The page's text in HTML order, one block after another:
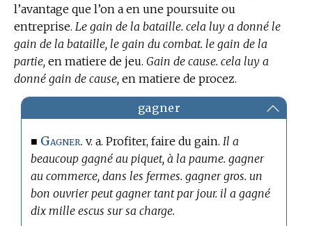
l’avantage que l’on a en une poursuite ou
entreprise. Le gain de la bataille. cela luy a donné le
gain de la bataille, le gain du combat. le gain de la
partie, en matiere de jeu. Gain de cause. cela luy a
donné gain de cause, en matiere de procez.
gagner
■ Gagner. v. a. Profiter, faire du gain.Il a
beaucoup gagné au piquet, à la paume. gagner
au commerce, dans les fermes. gagner gros. un
bon ouvrier peut gagner tant par jour. il a gagné
dix mille escus sur sa charge.